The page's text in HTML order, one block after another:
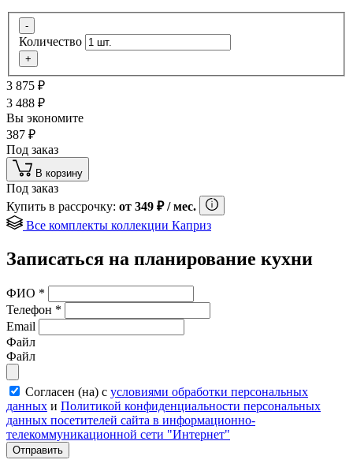
-
Количество
+
3 875 ₽
3 488 ₽
Вы экономите
387 ₽
Под заказ
В корзину
Под заказ
Купить в рассрочку: от 349 ₽/ мес.
Все комплекты коллекции Каприз
Записаться на планирование кухни
ФИО *
Телефон *
Email
Файл
Файл
Согласен (на) с условиями обработки персональных
данных и Политикой конфиденциальности персональных
данных посетителей сайта в информационно-
телекоммуникационной сети "Интернет"
Отправить